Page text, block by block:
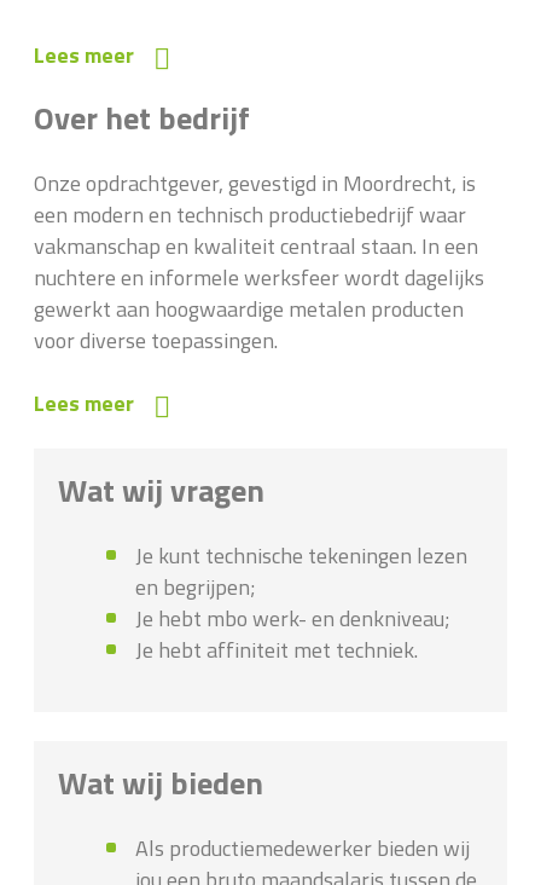
Lees meer
Over het bedrijf
Onze opdrachtgever, gevestigd in Moordrecht, is
een modern en technisch productiebedrijf waar
vakmanschap en kwaliteit centraal staan. In een
nuchtere en informele werksfeer wordt dagelijks
gewerkt aan hoogwaardige metalen producten
voor diverse toepassingen.
Lees meer
Wat wij vragen
Je kunt technische tekeningen lezen
en begrijpen;
Je hebt mbo werk- en denkniveau;
Je hebt affiniteit met techniek.
Wat wij bieden
Als productiemedewerker bieden wij